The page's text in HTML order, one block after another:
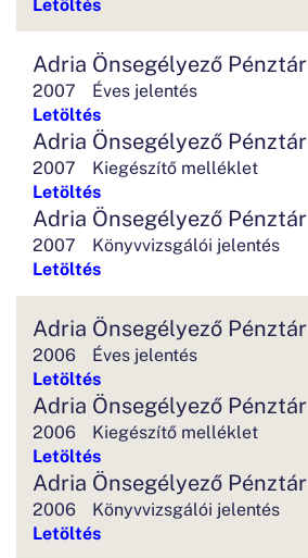
Adria Önsegélyező Pénztár
2007
Éves jelentés
Letöltés
Adria Önsegélyező Pénztár
2007
Kiegészítő melléklet
Letöltés
Adria Önsegélyező Pénztár
2007
Könyvvizsgálói jelentés
Letöltés
Adria Önsegélyező Pénztár
2006
Éves jelentés
Letöltés
Adria Önsegélyező Pénztár
2006
Kiegészítő melléklet
Letöltés
Adria Önsegélyező Pénztár
2006
Könyvvizsgálói jelentés
Letöltés